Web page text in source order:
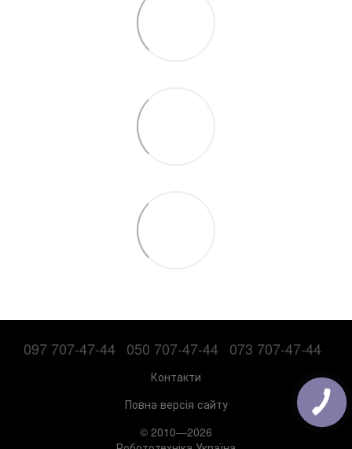
097 707-47-44 050 707-47-44 073 707-47-44
Контакти
Повна версія сайту
© 2010—2026